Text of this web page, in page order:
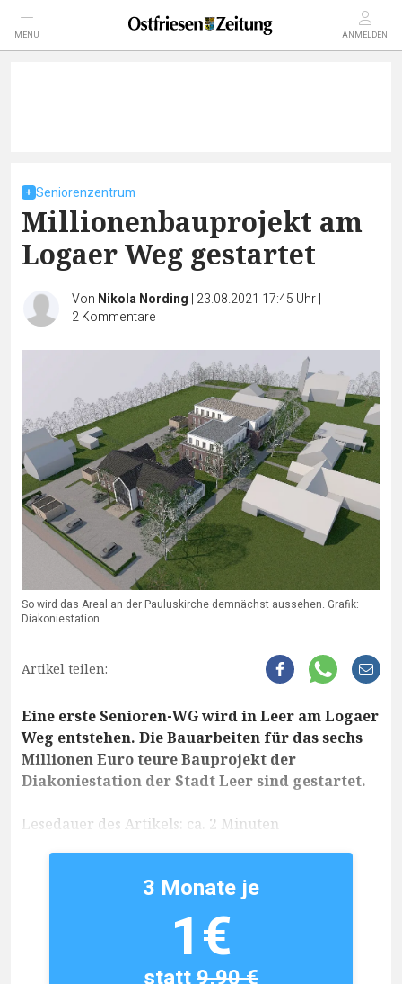
MENÜ ANMELDEN
Seniorenzentrum
Millionenbauprojekt am
Logaer Weg gestartet
Von Nikola Nording | 23.08.2021 17:45 Uhr|
2Kommentare
So wird das Areal an der Pauluskirche demnächst aussehen. Grafik:
Diakoniestation
Artikel teilen:
Eine erste Senioren-WG wird in Leer am Logaer
Weg entstehen. Die Bauarbeiten für das sechs
Millionen Euro teure Bauprojekt der
Diakoniestation der Stadt Leer sind gestartet.
Lesedauer des Artikels: ca. 2 Minuten
3 Monate je
1€